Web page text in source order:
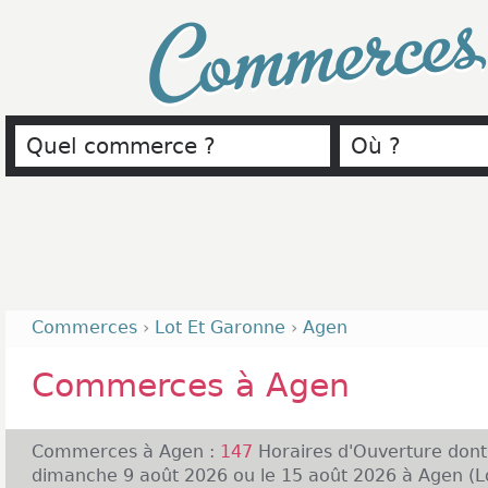
Commerces › Lot Et Garonne › Agen
Commerces à Agen
Commerces à Agen : 147 Horaires d'Ouverture
dimanche 9 août 2026 ou le 15 août 2026 à Agen